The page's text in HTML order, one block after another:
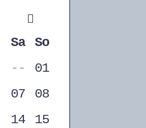
Sa
So
--
01
07
08
14
15